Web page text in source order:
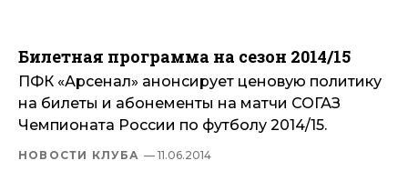
Билетная программа на сезон 2014/15
ПФК «Арсенал» анонсирует ценовую политику
на билеты и абонементы на матчи СОГАЗ
Чемпионата России по футболу 2014/15.
НОВОСТИ КЛУБА — 11.06.2014